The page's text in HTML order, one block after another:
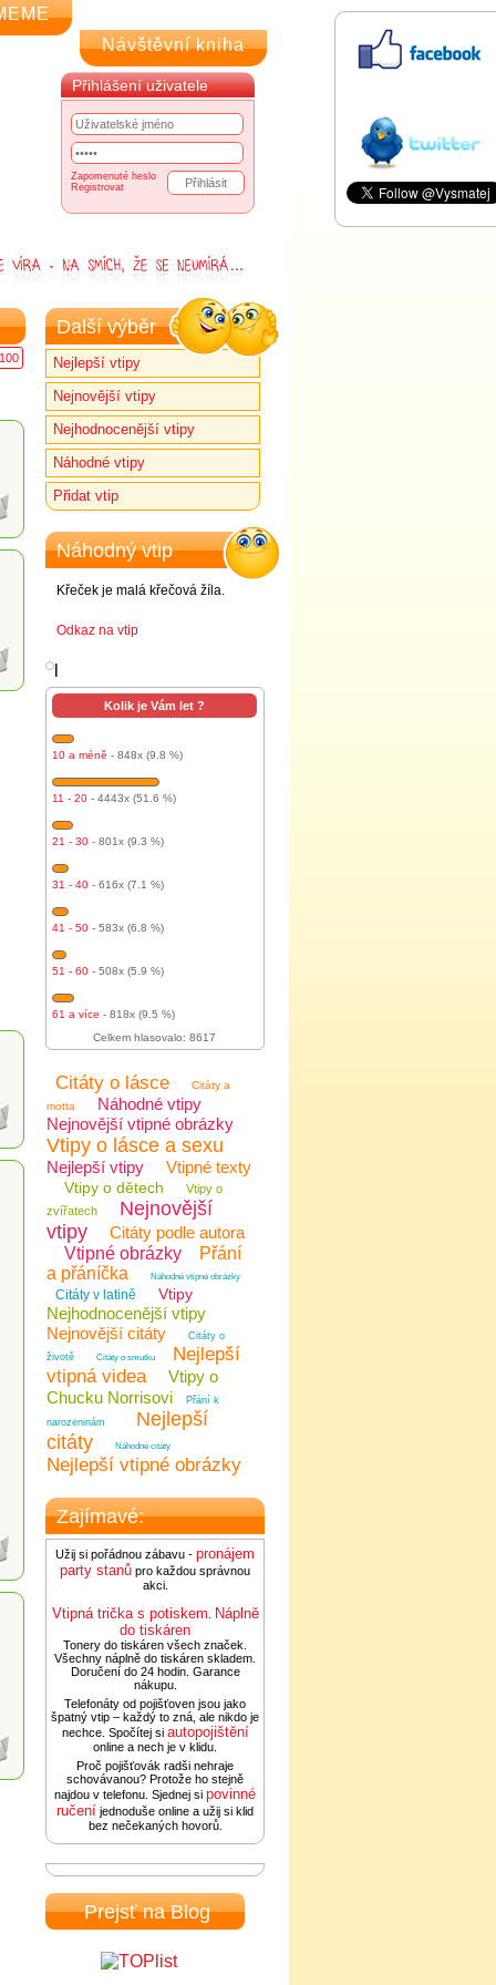
Návštěvní kniha
Přihlášení uživatele
Zapomenuté heslo
Registrovat
100
Další výběr
Nejlepší vtipy
Nejnovější vtipy
Nejhodnocenější vtipy
Náhodné vtipy
Přidat vtip
Náhodný vtip
Křeček je malá křečová žíla.
Odkaz na vtip
Kolik je Vám let ?
10 a méně - 848x (9.8 %)
11 - 20 - 4443x (51.6 %)
21 - 30 - 801x (9.3 %)
31 - 40 - 616x (7.1 %)
41 - 50 - 583x (6.8 %)
51 - 60 - 508x (5.9 %)
61 a více - 818x (9.5 %)
Celkem hlasovalo: 8617
Citáty o lásce
Citáty a
motta
Náhodné vtipy
Nejnovější vtipné obrázky
Vtipy o lásce a sexu
Nejlepší vtipy Vtipné texty
Vtipy o dětech
Vtipy o
zvířatech
Nejnovější
vtipy
Citáty podle autora
Vtipné obrázky
Přání
a přáníčka
Náhodné vtipné obrázky
Citáty v latině Vtipy
Nejhodnocenější vtipy
Nejnovější citáty
Citáty o
životě
Citáty o smutku
Nejlepší
vtipná videa
Vtipy o
Chucku Norrisovi
Přání k
narozeninám
Nejlepší
citáty
Náhodné citáty
Nejlepší vtipné obrázky
Zajímavé:
Užij si pořádnou zábavu - pronájem
party stanů pro každou správnou
akci.
Vtipná trička s potiskem Náplně
do tiskáren
Tonery do tiskáren všech značek.
Všechny náplně do tiskáren skladem.
Doručení do 24 hodin. Garance
nákupu.
Telefonáty od pojišťoven jsou jako
špatný vtip – každý to zná, ale nikdo je
nechce. Spočítej si autopojištění
online a nech je v klidu.
Proč pojišťovák radši nehraje
schovávanou? Protože ho stejně
najdou v telefonu. Sjednej si povinné
ručení jednoduše online a užij si klid
bez nečekaných hovorů.
Prejsť na Blog